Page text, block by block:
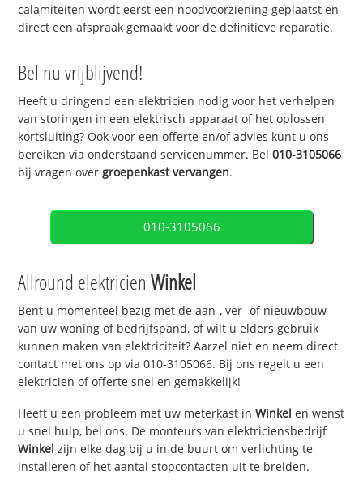
calamiteiten wordt eerst een noodvoorziening geplaatst en
direct een afspraak gemaakt voor de definitieve reparatie.
Bel nu vrijblijvend!
Heeft u dringend een elektricien nodig voor het verhelpen
van storingen in een elektrisch apparaat of het oplossen
kortsluiting? Ook voor een offerte en/of advies kunt u ons
bereiken via onderstaand servicenummer. Bel010-3105066
bij vragen over groepenkast vervangen.
010-3105066
Allround elektricienWinkel
Bent u momenteel bezig met de aan-, ver- of nieuwbouw
van uw woning of bedrijfspand, of wilt u elders gebruik
kunnen maken van elektriciteit? Aarzel niet en neem direct
contact met ons op via 010-3105066. Bij ons regelt u een
elektricien of offerte snel en gemakkelijk!
Heeft u een probleem met uw meterkast inWinkel en wenst
u snel hulp, bel ons. De monteurs van elektriciensbedrijf
Winkel zijn elke dag bij u in de buurt om verlichting te
installeren of het aantal stopcontacten uit te breiden.